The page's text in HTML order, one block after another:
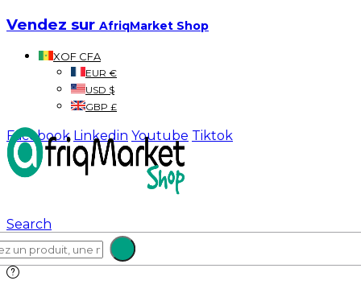
Vendez sur AfriqMarket Shop
XOF CFA
EUR €
USD $
GBP £
Facebook Linkedin Youtube Tiktok
Search